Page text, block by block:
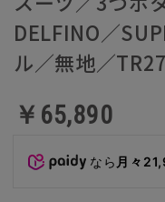
DELFINO／
ル／無地／TR27
￥65,890
なら 月々